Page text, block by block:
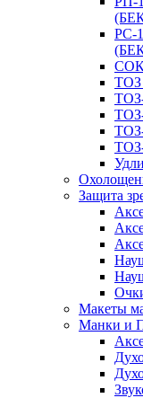
РС-
ТОЗ
Защита
Макеты
Манки и